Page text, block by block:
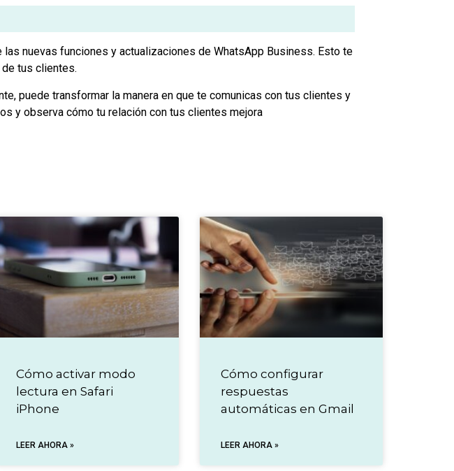
nuevas funciones y actualizaciones de WhatsApp Business. Esto te
tus clientes.
puede transformar la manera en que te comunicas con tus clientes y
y observa cómo tu relación con tus clientes mejora
Cómo activar modo
lectura en Safari
iPhone
LEER AHORA »
Cómo configurar
respuestas
automáticas en Gmail
LEER AHORA »